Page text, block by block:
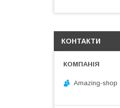
КОНТАКТИ
Amazing-shop